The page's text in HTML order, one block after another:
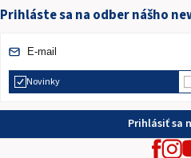
Prihláste sa na odber nášho
Novinky
Prihlásiť sa